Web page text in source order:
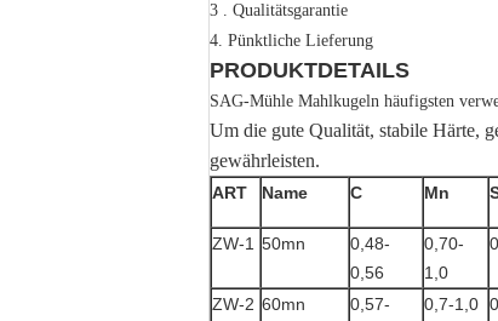
3 . Qualitätsgarantie
4. Pünktliche Lieferung
PRODUKTDETAILS
SAG-Mühle Mahlkugeln häufigsten
Um die gute Qualität, stabile Härte,
gewährleisten.
ART Name C Mn
ZW-1 50mn
0,48-
0,56
0,70-
1,0
ZW-2 60mn
0,57-
0,7-1,0